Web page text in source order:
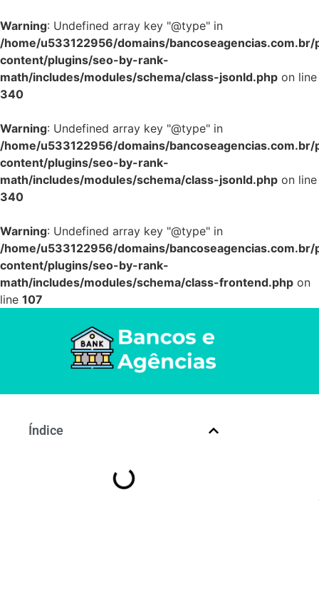
Warning: Undefined array key "@type" in
/home/u533122956/domains/
content/plugins/seo-by-rank-
math/includes/modules/schema/class-jsonld.php on line
340
Warning: Undefined array key "@type" in
/home/u533122956/domains/
content/plugins/seo-by-rank-
math/includes/modules/schema/class-jsonld.php on line
340
Warning: Undefined array key "@type" in
/home/u533122956/domains/
content/plugins/seo-by-rank-
math/includes/modules/schema/class-frontend.php on
line 107
Índice